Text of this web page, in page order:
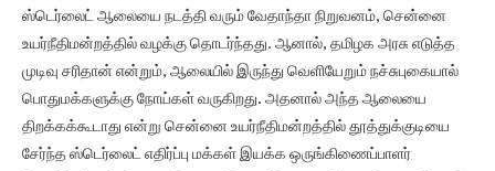
ஸ்டெர்லைட் ஆலையை நடத்தி வரும் வேதாந்தா நிறுவனம், சென்னை
உயர்நீதிமன்றத்தில் வழக்கு தொடர்ந்தது. ஆனால், தமிழக அரசு எடுத்த
முடிவு சரிதான் என்றும், ஆலையில் இருந்து வெளியேறும் நச்சுபுகையால்
பொதுமக்களுக்கு நோய்கள் வருகிறது. அதனால் அந்த ஆலையை
திறக்கக்கூடாது என்று சென்னை உயர்நீதிமன்றத்தில் தூத்துக்குடியை
சேர்ந்த ஸ்டெர்லைட் எதிர்ப்பு மக்கள் இயக்க ஒருங்கிணைப்பாளர்